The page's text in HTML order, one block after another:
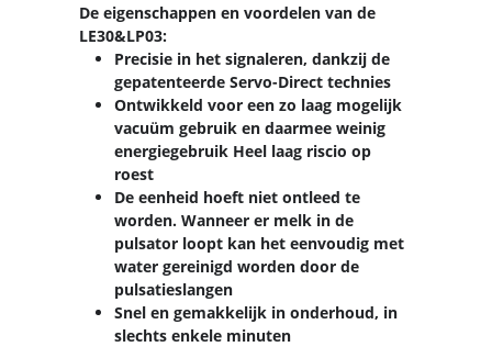
De eigenschappen en voordelen van de
LE30&LP03:
Precisie in het signaleren, dankzij de
gepatenteerde Servo-Direct technies
Ontwikkeld voor een zo laag mogelijk
vacuüm gebruik en daarmee weinig
energiegebruik Heel laag riscio op
roest
De eenheid hoeft niet ontleed te
worden. Wanneer er melk in de
pulsator loopt kan het eenvoudig met
water gereinigd worden door de
pulsatieslangen
Snel en gemakkelijk in onderhoud, in
slechts enkele minuten